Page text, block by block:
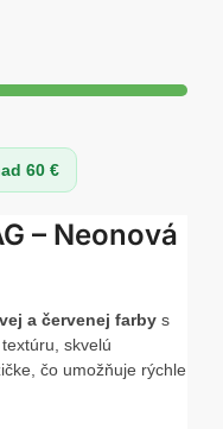
– Neonová
a červenej farby s
skvelú
čo umožňuje rýchle
60 €